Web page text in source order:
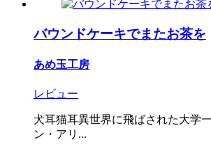
バウンドケーキでまたお茶を
あめ玉工房
レビュー
犬耳猫耳異世界に飛ばされた大学
ン・アリ...